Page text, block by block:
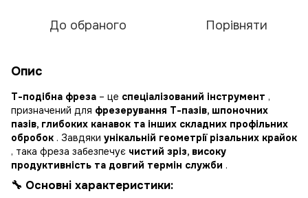
До обраного Порівняти
Опис
Т-подібна фреза – це спеціалізований інструмент ,
призначений для фрезерування Т-пазів, шпоночних
пазів, глибоких канавок та інших складних профільних
обробок . Завдяки унікальній геометрії різальних крайок
, така фреза забезпечує чистий зріз, високу
продуктивність та довгий термін служби .
🔧 Основні характеристики: